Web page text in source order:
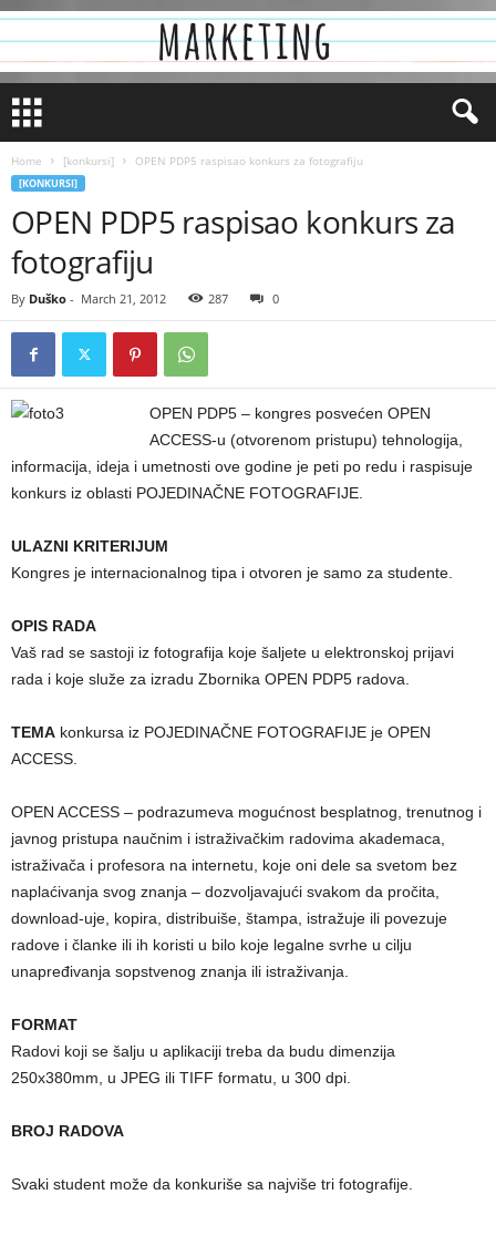
Home [konkursi] OPEN PDP5 raspisao konkurs za fotografiju
[KONKURSI]
OPEN PDP5 raspisao konkurs za
fotografiju
By Duško - March 21, 2012 287 0
OPEN PDP5 – kongres posvećen OPEN
ACCESS-u (otvorenom pristupu) tehnologija,
informacija, ideja i umetnosti ove godine je peti po redu i raspisuje
konkurs iz oblasti POJEDINAČNE FOTOGRAFIJE.
ULAZNI KRITERIJUM
Kongres je internacionalnog tipa i otvoren je samo za studente.
OPIS RADA
Vaš rad se sastoji iz fotografija koje šaljete u elektronskoj prijavi
rada i koje služe za izradu Zbornika OPEN PDP5 radova.
TEMA konkursa iz POJEDINAČNE FOTOGRAFIJE je OPEN
ACCESS.
OPEN ACCESS – podrazumeva mogućnost besplatnog, trenutnog i
javnog pristupa naučnim i istraživačkim radovima akademaca,
istraživača i profesora na internetu, koje oni dele sa svetom bez
naplaćivanja svog znanja – dozvoljavajući svakom da pročita,
download-uje, kopira, distribuiše, štampa, istražuje ili povezuje
radove i članke ili ih koristi u bilo koje legalne svrhe u cilju
unapređivanja sopstvenog znanja ili istraživanja.
FORMAT
Radovi koji se šalju u aplikaciji treba da budu dimenzija
250x380mm, u JPEG ili TIFF formatu, u 300 dpi.
BROJ RADOVA
Svaki student može da konkuriše sa najviše tri fotografije.